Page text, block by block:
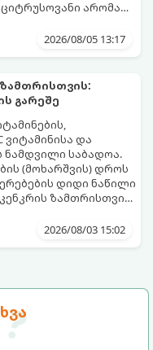
არომატი
და მაგრილებელ
მინიმალური2026/08/05 13:17
გარეშე
ვიტამინისა და
ნამდვილი საბადოა.
(მოხარშვის) დროს
დიდი ნაწილი
ზამთრისთვის
გარეშე.
არომატს და
2026/08/03 15:02